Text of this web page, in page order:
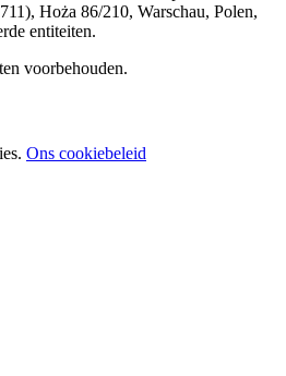
Hoża 86/210, Warschau, Polen,
entiteiten.
voorbehouden.
Ons cookiebeleid